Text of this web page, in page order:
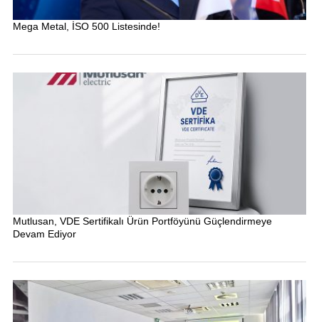
Mega Metal, İSO 500 Listesinde!
Mutlusan, VDE Sertifikalı Ürün Portföyünü Güçlendirmeye
Devam Ediyor